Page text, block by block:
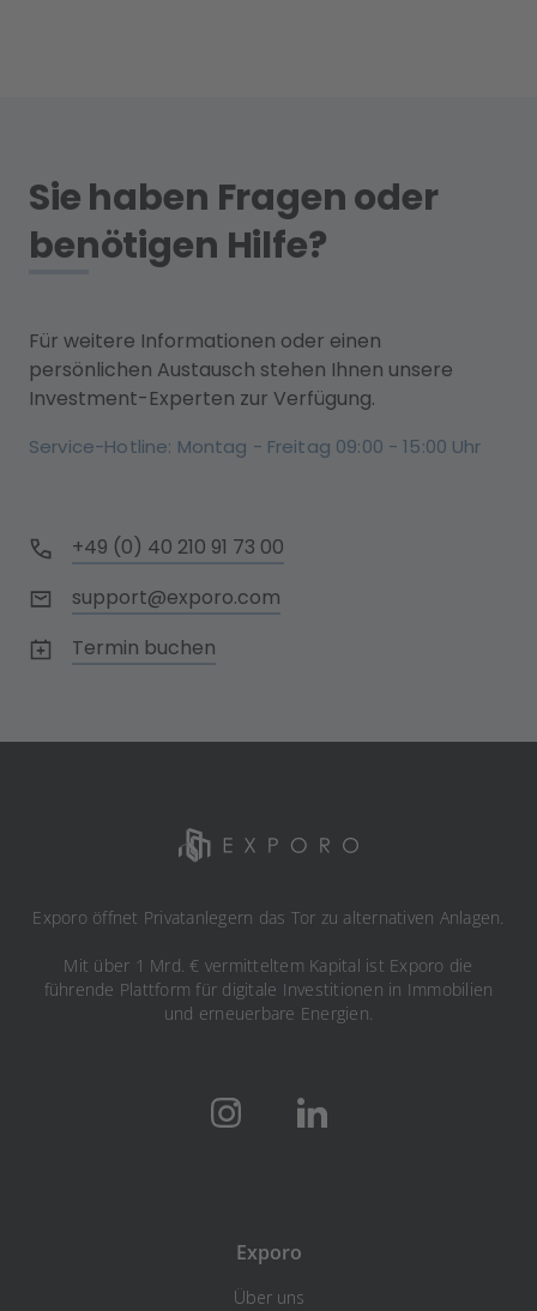
Sie haben Fragen oder
benötigen Hilfe?
Für weitere Informationen oder einen
persönlichen Austausch stehen Ihnen unsere
Investment-Experten zur Verfügung.
Service-Hotline: Montag - Freitag 09:00 - 15:00 Uhr
+49 (0) 40 210 91 73 00
support@exporo.com
Termin buchen
Exporo öffnet Privatanlegern das Tor zu alternativen Anlagen.
Mit über 1 Mrd. € vermitteltem Kapital ist Exporo die
führende Plattform für digitale Investitionen in Immobilien
und erneuerbare Energien.
Exporo
Über uns